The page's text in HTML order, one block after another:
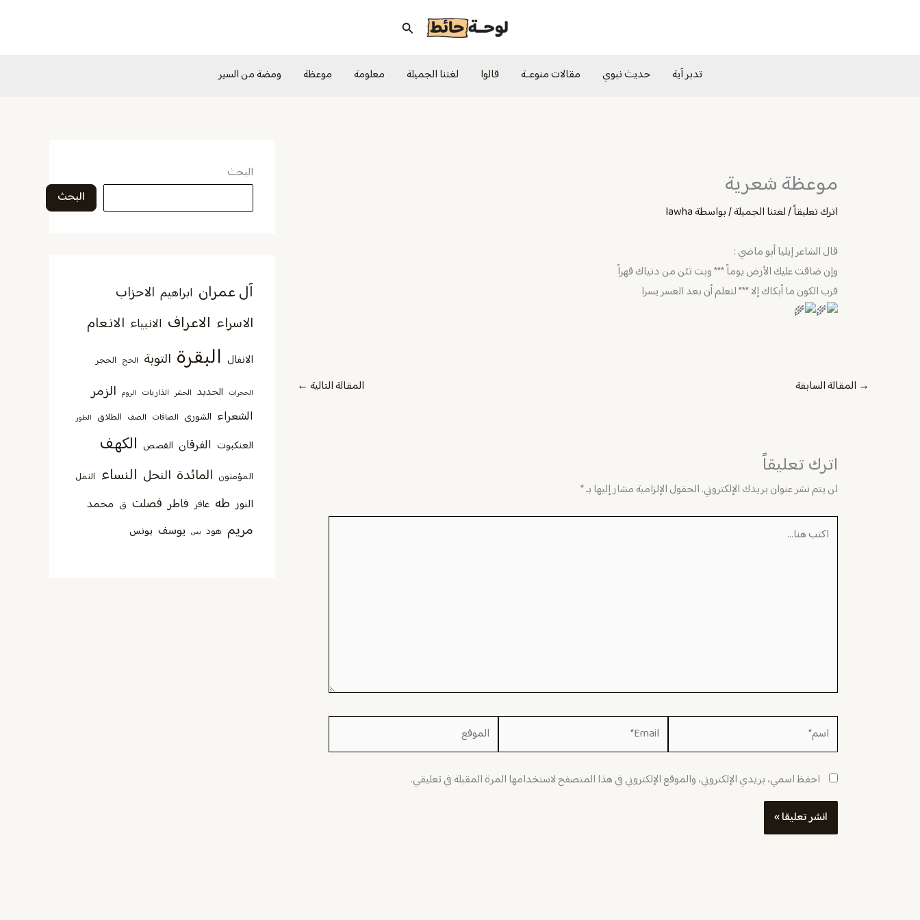
البحث
تدبر آية حديث نبوي مقالات منوعــة قالوا لغتنا الجميلة معلومة موعظة ومضة من السير
موعظة شعرية
اترك تعليقاً/لغتنا الجميلة/ بواسطةlawha
قال الشاعر إيليا أبو ماضي :
وإن ضاقت عليك الأرض يوماً *** وبت تئن من دنياك قهراً
فرب الكون ما أبكاك إلا *** لتعلم أن بعد العسر يسرا
→ المقالة السابقة المقالة التالية ←
اترك تعليقاً
لن يتم نشر عنوان بريدك الإلكتروني.الحقول الإلزامية مشار إليها بـ*
اكتب
اسم* Email* الموقع
احفظ اسمي، بريدي الإلكتروني، والموقع الإلكتروني في هذا المتصفح لاستخدامها المرة المقبلة في تعليقي.
البحث
البحث
آل عمران ابراهيم الاحزاب
الاسراء الاعراف الانبياء الانعام
الانفال البقرة التوبة الحج الحجر
الحجرات الحديد الحشر الذاريات الروم الزمر
الشعراء الشورى الصافات الصف الطلاق الطور
العنكبوت الفرقان القصص الكهف
المؤمنون المائدة النحل النساء النمل
النور طه غافر فاطر فصلت ق محمد
مريم هود يس يوسف يونس